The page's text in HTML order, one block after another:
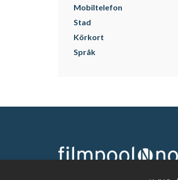
Mobiltelefon
Stad
Körkort
Språk